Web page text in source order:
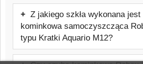
Produkt jest wykonywany na
zamówienie, dlatego nie jest
magazynowym dostępnym
Z jakiego szkła wykonana
kominkowa samoczyszcząca
typu Kratki Aquario M12?
Szyba wykonana jest ze szkła